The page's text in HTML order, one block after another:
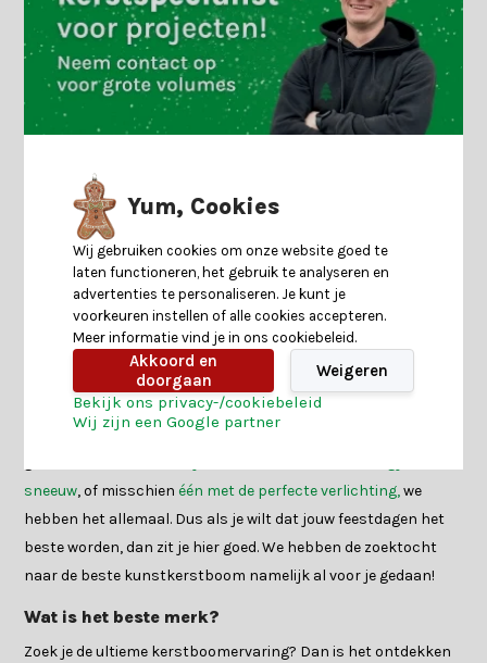
De beste kunstkerstbomen
Bij ons ontbreekt het niet aan de bestekunstkerstboom
we hebben ze stuk voor stuk uitgekamd om jou de crème de la
crème te presenteren. Ons team van kerstfanaten heeft een
'best of the best' lijst samengesteld die schittert met de
meest fantastische kunstkerstbomen die je je maar kunt
voorstellen. Of je nu op zoek bent naar die ene geweldige
sneeuw, of misschienéén met de perfecte verlichting,we
hebben het allemaal. Dus als je wilt dat jouw feestdagen het
beste worden, dan zit je hier goed. We hebben de zoektocht
naar de beste kunstkerstboom namelijk al voor je gedaan!
Wat is het beste merk?
Zoek je de ultieme kerstboomervaring? Dan is het ontdekken
Yum, Cookies
Wij gebruiken cookies om onze website goed te
laten functioneren, het gebruik te analyseren en
advertenties te personaliseren. Je kunt je
voorkeuren instellen of alle cookies accepteren.
Meer informatie vind je in ons cookiebeleid.
Akkoord en
doorgaan
Weigeren
Bekijk ons privacy-/cookiebeleid
Wij zijn een Google partner